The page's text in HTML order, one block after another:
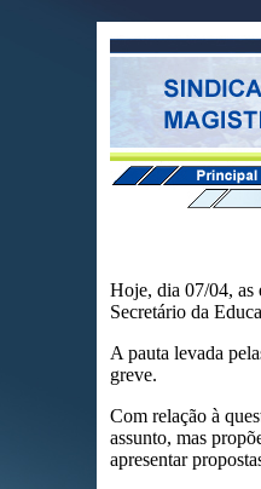
Hoje, dia 07/04, as
Secretário da
A pauta levada
greve.
Com relação à
assunto, mas
apresentar